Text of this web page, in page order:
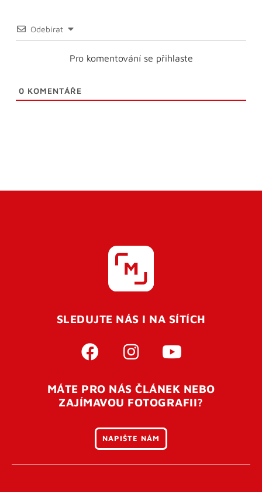
Odebírat
Pro komentování se přihlaste
0 KOMENTÁŘE
SLEDUJTE NÁS I NA SÍTÍCH
MÁTE PRO NÁS ČLÁNEK NEBO
ZAJÍMAVOU FOTOGRAFII?
NAPIŠTE NÁM